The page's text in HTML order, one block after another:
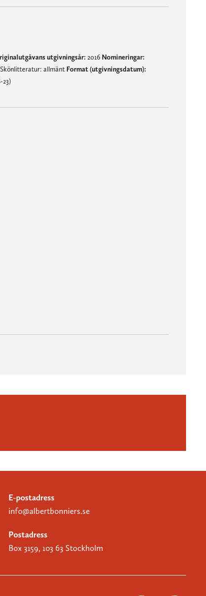
utgivningsår: 2016 Nomineringar:
Skönlitteratur: allmänt Format (utgivningsdatum):
23)
E-postadress
info@albertbonniers.se
Postadress
Box 3159, 103 63 Stockholm